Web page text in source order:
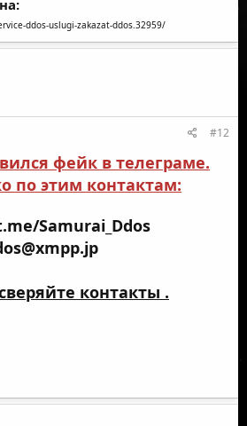
ddos-uslugi-zakazat-ddos.32959/
#12
фейк в телеграме.
по этим контактам:
Samurai_Ddos
контакты .